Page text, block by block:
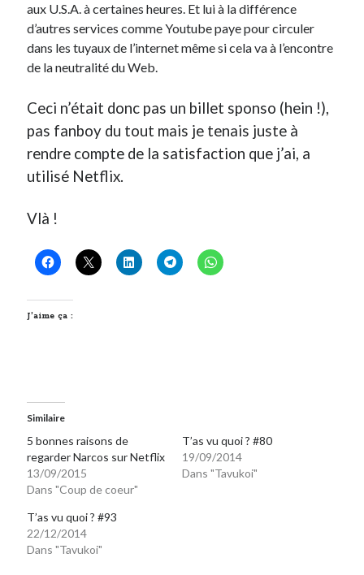
aux U.S.A. à certaines heures. Et lui à la différence
d’autres services comme Youtube paye pour circuler
dans les tuyaux de l’internet même si cela va à l’encontre
de la neutralité du Web.
Ceci n’était donc pas un billet sponso (hein !),
pas fanboy du tout mais je tenais juste à
rendre compte de la satisfaction que j’ai, a
utilisé Netflix.
Vlà !
J’aime ça :
Similaire
5 bonnes raisons de
regarder Narcos sur Netflix
13/09/2015
Dans "Coup de coeur"
T’as vu quoi ? #80
19/09/2014
Dans "Tavukoi"
T’as vu quoi ? #93
22/12/2014
Dans "Tavukoi"